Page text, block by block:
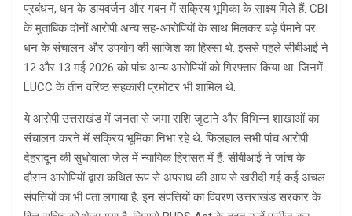
प्रबंधन, धन के डायवर्जन और गबन में सक्रिय भूमिका के साक्ष्य मिले हैं. CBI
के मुताबिक दोनों आरोपी अन्य सह-आरोपियों के साथ मिलकर बड़े पैमाने पर
धन के संचालन और उपयोग की साजिश का हिस्सा थे. इससे पहले सीबीआई ने
12 और 13 मई 2026 को पांच अन्य आरोपियों को गिरफ्तार किया था. जिनमें
LUCC के तीन वरिष्ठ सहकारी प्रमोटर भी शामिल थे.
ये आरोपी उत्तराखंड में जनता से जमा राशि जुटाने और विभिन्न शाखाओं का
संचालन करने में सक्रिय भूमिका निभा रहे थे. फिलहाल सभी पांच आरोपी
देहरादून की सुधोवाला जेल में न्यायिक हिरासत में हैं. सीबीआई ने जांच के
दौरान आरोपियों द्वारा कथित रूप से अपराध की आय से खरीदी गई कई अचल
संपत्तियों का भी पता लगाया है. इन संपत्तियों का विवरण उत्तराखंड सरकार के